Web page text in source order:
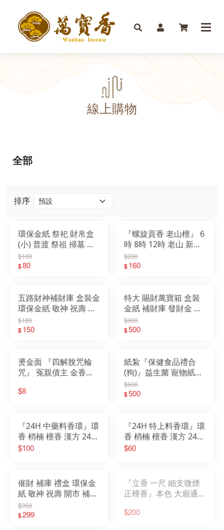
線上購物
排序
環保金紙 祭祀 財帛盒
(小) 普渡 祭祖 掃墓 塔
位 環保 壓花 金紙 清明
節 紙紮 土地公(后土)
$100
$80
『螺旋貢香 老山檀』 6
時 8時 12時 老山 新山
青洲沉 沉檀 螺旋香 微
$200
$160
五路財神補財庫 盒裝金
環保金紙 敬神 祝壽 開
市 補財庫 金條 元寶
$180
$150
特大 賜財萬寶箱 盒裝
金紙 補財庫 發財金 土
地公 補運 五路財神 福
德正神 接貴人 開工拜
$600
$500
燙金面 『四解脫咒輪
咒』 冤親債主 金香紙
保金紙
$8
紙紮『保健食品禮合
(狗)』益生菌 寵物紙紮
狗狗 貓咪 衣服 寵物往
生 先人 陪伴 祭祖 清明
$600
$500
『24H 中藥料香環』環
香 梢楠 檀香 漢方 24小
時 盤香 拜拜 薰香 檀香
$100
『24H 特上料香環』環
香 梢楠 檀香 漢方 24小
時 盤香 拜拜 薰香 檀香
$60
催財 補庫 禮盒 環保金
紙 敬神 祝壽 開市 補財
庫 金條 元寶
$350
$299
『立香 一尺 細支微煙
正檀香』本色 大廟通用
立香 檀香 原木香 一貫
$200
全部